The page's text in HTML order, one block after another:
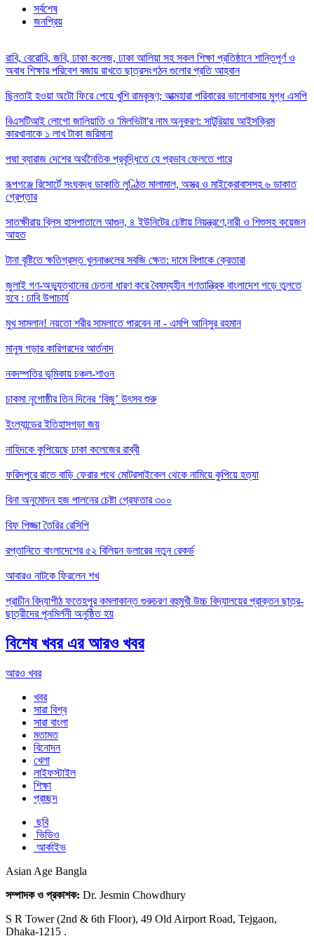
সর্বশেষ
জনপ্রিয়
রাবি, বেরোবি, জবি, ঢাকা কলেজ, ঢাকা আলিয়া সহ সকল শিক্ষা প্রতিষ্ঠানে শান্তিপূর্ণ ও
অবাধ শিক্ষার পরিবেশ বজায় রাখতে ছাত্রসংগঠন গুলোর প্রতি আহ্বান
ছিনতাই হওয়া অটো ফিরে পেয়ে খুশি রামকৃষ্ণ; আত্মহারা পরিবারের ভালোবাসায় মুগ্ধ এসপি
বিএসটিআই লোগো জালিয়াতি ও 'মিলভিটা'র নাম অনুকরণ: সাটুরিয়ায় আইসক্রিম
কারখানাকে ১ লাখ টাকা জরিমানা
পদ্মা ব্যারাজ দেশের অর্থনৈতিক প্রবৃদ্ধিতে যে প্রভাব ফেলতে পারে
রূপগঞ্জে রিসোর্টে সংঘবদ্ধ ডাকাতি লুণ্ঠিত মালামাল, অস্ত্র ও মাইক্রোবাসসহ ৬ ডাকাত
গ্রেপ্তার
সাতক্ষীরায় ব্লিস হাসপাতালে আগুন, ৪ ইউনিটের চেষ্টায় নিয়ন্ত্রণে,নারী ও শিশুসহ কয়েজন
আহত
টানা বৃষ্টিতে ক্ষতিগ্রস্ত খুলনাঞ্চলের সবজি ক্ষেত: দামে বিপাকে ক্রেতারা
জুলাই গণ-অভ্যুত্থানের চেতনা ধারণ করে বৈষম্যহীন গণতান্ত্রিক বাংলাদেশ গড়ে তুলতে
হবে : ঢাবি উপাচার্য
মুখ সামলান! নয়তো শরীর সামলাতে পারবেন না - এমপি আনিসুর রহমান
মানুষ গড়ার কারিগরদের আর্তনাদ
নবদম্পতির ভূমিকায় চঞ্চল-শাওন
চাকমা নৃগোষ্ঠীর তিন দিনের ‘বিজু’ উৎসব শুরু
ইংল্যান্ডের ইতিহাসগড়া জয়
নাহিদকে কুপিয়েছে ঢাকা কলেজের রাব্বী
ফরিদপুরে রাতে বাড়ি ফেরার পথে মোটরসাইকেল থেকে নামিয়ে কুপিয়ে হত্যা
বিনা অনুমোদন হজ পালনের চেষ্টা গ্রেফতার ৩০০
বিফ পিজ্জা তৈরির রেসিপি
রপ্তানিতে বাংলাদেশের ৫২ বিলিয়ন ডলারের নতুন রেকর্ড
আবারও নাটকে ফিরলেন শখ
প্রাচীন বিদ্যাপীঠ ফতেহপুর কমলাকান্ত গুরুচরণ বহুমুখী উচ্চ বিদ্যালয়ের প্রাক্তন ছাত্র-
ছাত্রীদের পূনমির্লনী অনুষ্ঠিত হয়
বিশেষ খবর এর আরও খবর
আরও খবর
খবর
সারা বিশ্ব
সারা বাংলা
মতামত
বিনোদন
খেলা
লাইফস্টাইল
শিক্ষা
প্রচ্ছদ
ছবি
ভিডিও
আর্কাইভ
Asian Age Bangla
সম্পাদক ও প্রকাশক: Dr. Jesmin Chowdhury
S R Tower (2nd & 6th Floor), 49 Old Airport Road, Tejgaon,
Dhaka-1215 .